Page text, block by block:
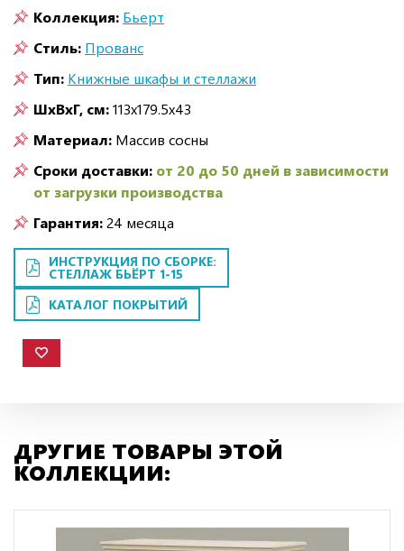
Коллекция: Бьерт
Стиль: Прованс
Тип: Книжные шкафы и стеллажи
ШxВxГ, см:113x179.5x43
Материал: Массив сосны
Сроки доставки: от 20 до 50 дней в зависимости
от загрузки производства
Гарантия:24 месяца
ИНСТРУКЦИЯ ПО СБОРКЕ:
СТЕЛЛАЖ БЬЁРТ 1-15
КАТАЛОГ ПОКРЫТИЙ
ДРУГИЕ ТОВАРЫ ЭТОЙ
КОЛЛЕКЦИИ: